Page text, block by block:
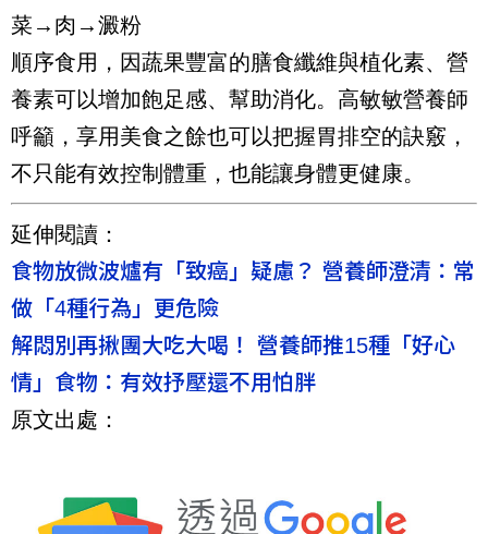
菜→肉→澱粉
順序食用，因蔬果豐富的膳食纖維與植化素、營
養素可以增加飽足感、幫助消化。高敏敏營養師
呼籲，享用美食之餘也可以把握胃排空的訣竅，
不只能有效控制體重，也能讓身體更健康。
延伸閱讀：
食物放微波爐有「致癌」疑慮？ 營養師澄清：常
做「4種行為」更危險
解悶別再揪團大吃大喝！ 營養師推15種「好心
情」食物：有效抒壓還不用怕胖
原文出處：